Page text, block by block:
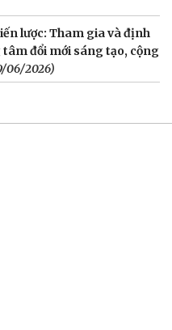
lược: Tham gia và định
đổi mới sáng tạo, cộng
06/2026)